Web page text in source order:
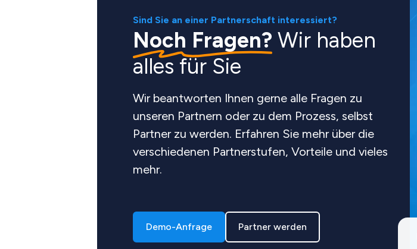
Sind Sie an einer Partnerschaft interessiert?
Noch Fragen? Wir haben
alles für Sie
Wir beantworten Ihnen gerne alle Fragen zu
unseren Partnern oder zu dem Prozess, selbst
Partner zu werden. Erfahren Sie mehr über die
verschiedenen Partnerstufen, Vorteile und vieles
mehr.
Demo-Anfrage
Partner werden